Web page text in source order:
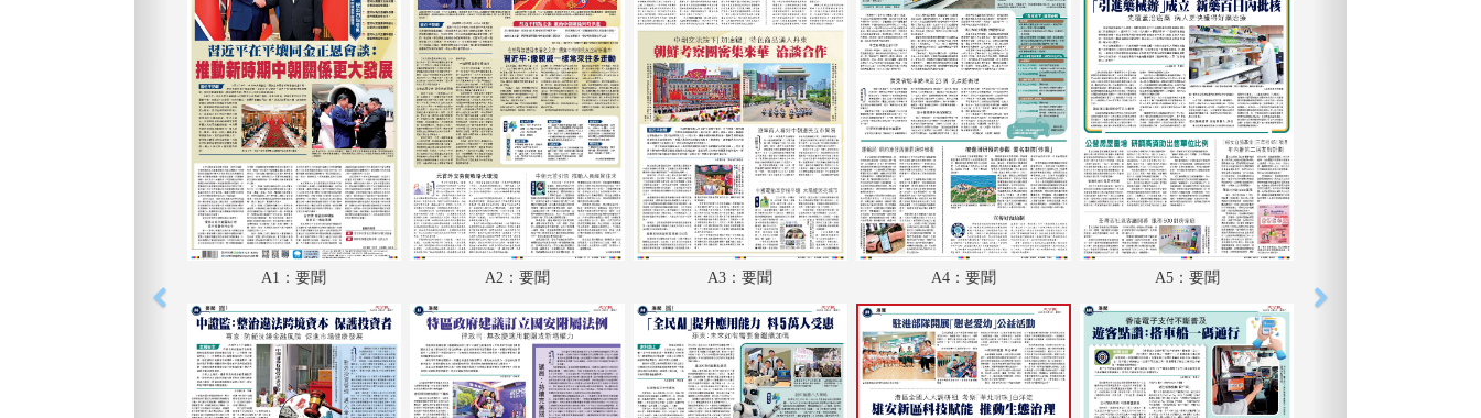
A20：體育
A21：國際
A22：國際
B1：副刊
B2：大公園
B3：小公園
A1：要聞 A2：要聞 A3：要聞 A4：要聞 A5：要聞